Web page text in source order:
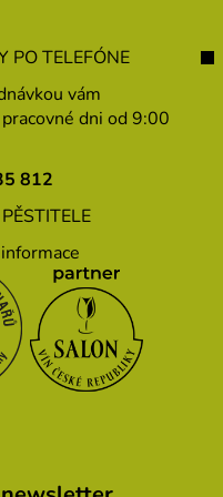
PO TELEFÓNE
vám
dni od 9:00
812